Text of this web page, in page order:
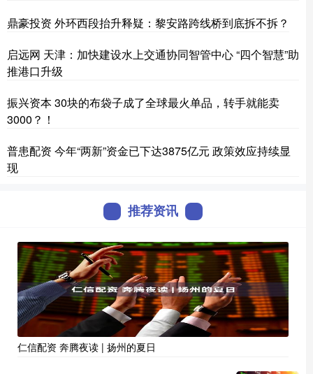
鼎豪投资 外环西段抬升释疑：黎安路跨线桥到底拆不拆？
启远网 天津：加快建设水上交通协同智管中心 “四个智慧”助
推港口升级
振兴资本 30块的布袋子成了全球最火单品，转手就能卖
3000？！
普患配资 今年“两新”资金已下达3875亿元 政策效应持续显
现
推荐资讯
仁信配资 奔腾夜读 | 扬州的夏日